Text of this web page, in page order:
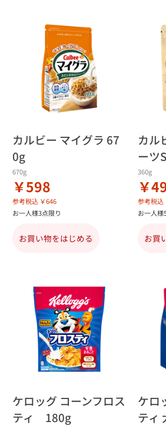
カルビー マイグラ 67
0g
670g
￥598
参考税込 ￥646
お一人様3点限り
お買い物をはじめる
カル
ーツ
360g
￥
参考税込
お一人様
お買
ケロッグ コーンフロス
ティ 180g
ケロ
テ